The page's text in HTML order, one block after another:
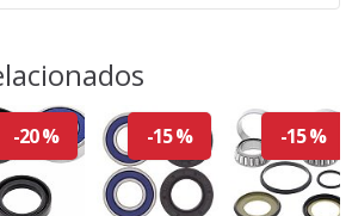
-20 % -15 % -15 %